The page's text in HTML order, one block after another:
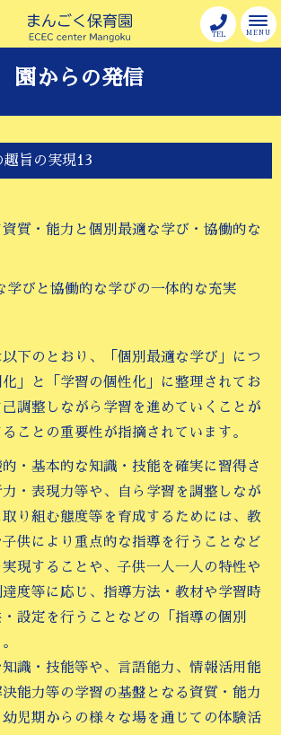
MENU
TEL
園からの発信
趣旨の実現13
質・能力と個別最適な学び・協働的な
学びと協働的な学びの一体的な充実
下のとおり、「個別最適な学び」につ
」と「学習の個性化」に整理されてお
己調整しながら学習を進めていくことが
ことの重要性が指摘されています。
・基本的な知識・技能を確実に習得さ
・表現力等や、自ら学習を調整しなが
り組む態度等を育成するためには、教
供により重点的な指導を行うことなど
現することや、子供一人一人の特性や
度等に応じ、指導方法・教材や学習時
設定を行うことなどの「指導の個別
識・技能等や、言語能力、情報活用能
能力等の学習の基盤となる資質・能力
児期からの様々な場を通じての体験活